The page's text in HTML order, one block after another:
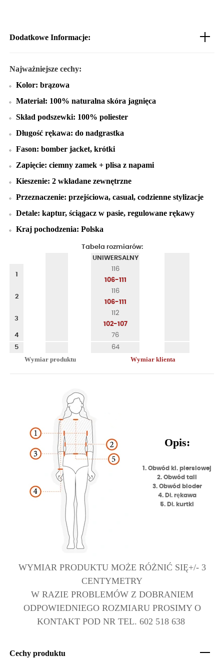
Dodatkowe Informacje:
Najważniejsze cechy:
Kolor: brązowa
Materiał: 100% naturalna skóra jagnięca
Skład podszewki: 100% poliester
Długość rękawa: do nadgrastka
Fason: bomber jacket, krótki
Zapięcie: ciemny zamek + plisa z napami
Kieszenie: 2 wkładane zewnętrzne
Przeznaczenie: przejściowa, casual, codzienne stylizacje
Detale: kaptur, ściągacz w pasie, regulowane rękawy
Kraj pochodzenia: Polska
Tabela rozmiarów:
UNIWERSALNY
116
106-111
2
116
106-111
3
112
102-107
4
76
5
64
Wymiar produktu Wymiar klienta
Opis:
1. Obwód kl. piersiowej
2. Obwód tali
3. Obwód bioder
4. Dł. rękawa
5. Dł. kurtki
WYMIAR PRODUKTU MOŻE RÓŻNIĆ SIĘ+/- 3
CENTYMETRY
W RAZIE PROBLEMÓW Z DOBRANIEM
ODPOWIEDNIEGO ROZMIARU PROSIMY O
KONTAKT POD NR TEL. 602 518 638
Cechy produktu